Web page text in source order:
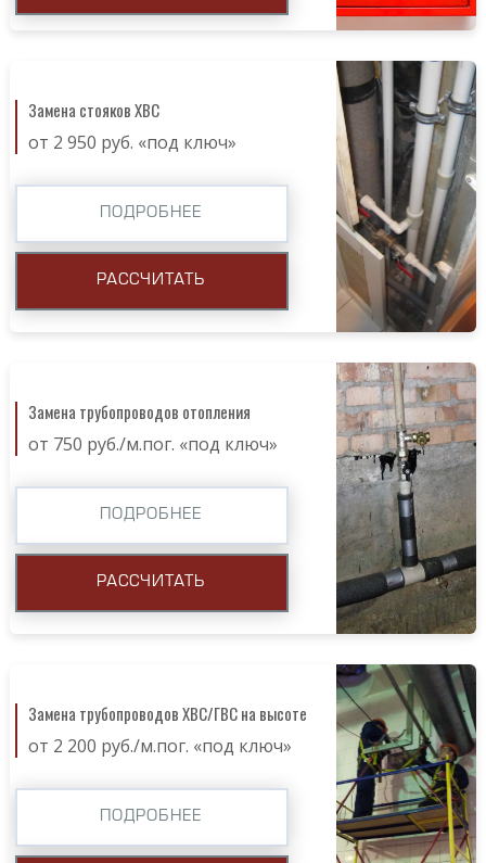
Замена стояков ХВС
от 2 950 руб. «под ключ»
ПОДРОБНЕЕ
РАССЧИТАТЬ
Замена трубопроводов отопления
от 750 руб./м.пог. «под ключ»
ПОДРОБНЕЕ
РАССЧИТАТЬ
Замена трубопроводов ХВС/ГВС на высоте
от 2 200 руб./м.пог. «под ключ»
ПОДРОБНЕЕ